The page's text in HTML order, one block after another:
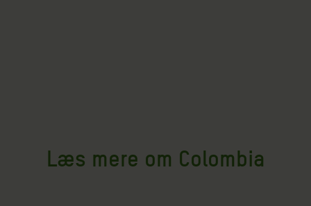
Læs mere om Colombia